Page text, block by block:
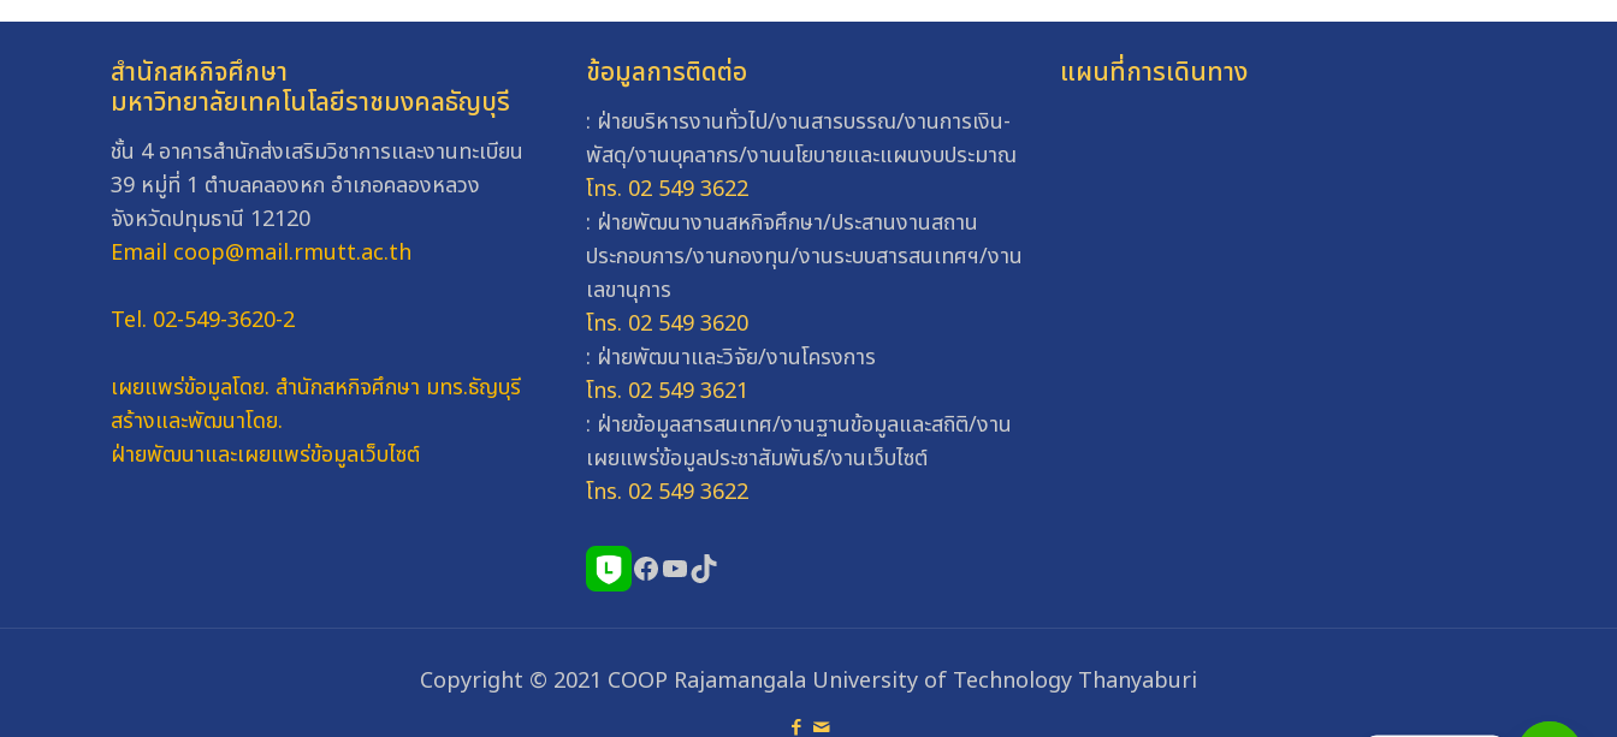
สำนักสหกิจศึกษา
มหาวิทยาลัยเทคโนโลยีราชมงคลธัญบุรี
ชั้น 4 อาคารสำนักส่งเสริมวิชาการและงานทะเบียน
39 หมู่ที่ 1 ตำบลคลองหก อำเภอคลองหลวง
จังหวัดปทุมธานี 12120
Email coop@mail.rmutt.ac.th
Tel. 02-549-3620-2
เผยแพร่ข้อมูลโดย. สำนักสหกิจศึกษา มทร.ธัญบุรี
สร้างและพัฒนาโดย.
ฝ่ายพัฒนาและเผยแพร่ข้อมูลเว็บไซต์
ข้อมูลการติดต่อ
: ฝ่ายบริหารงานทั่วไป/งานสารบรรณ/งานการเงิน-
พัสดุ/งานบุคลากร/งานนโยบายและแผนงบประมาณ
โทร. 02 549 3622
: ฝ่ายพัฒนางานสหกิจศึกษา/ประสานงานสถาน
ประกอบการ/งานกองทุน/งานระบบสารสนเทศฯ/งาน
เลขานุการ
โทร. 02 549 3620
: ฝ่ายพัฒนาและวิจัย/งานโครงการ
โทร. 02 549 3621
: ฝ่ายข้อมูลสารสนเทศ/งานฐานข้อมูลและสถิติ/งาน
เผยแพร่ข้อมูลประชาสัมพันธ์/งานเว็บไซต์
โทร. 02 549 3622
Facebook
YouTube
TikTok
แผนที่การเดินทาง
Copyright © 2021 COOP Rajamangala University of Technology Thanyaburi